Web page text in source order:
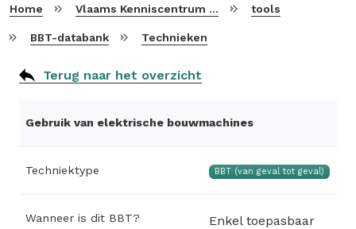
Home Vlaams Kenniscentrum voor Beste Beschikbare Technieken tools
BBT-databank Technieken
Terug naar het overzicht
Gebruik van elektrische bouwmachines
Techniektype BBT (van geval tot geval)
Wanneer is dit BBT?
Enkel toepasbaar